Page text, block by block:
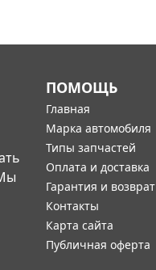
ПОМОЩЬ
Главная
Марка автомобиля
Типы запчастей
Оплата и доставка
Гарантия и возврат
Контакты
Карта сайта
Публичная оферта